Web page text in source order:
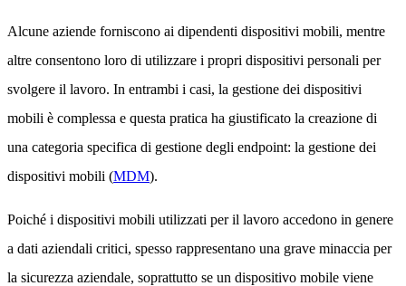
Alcune aziende forniscono ai dipendenti dispositivi mobili, mentre
altre consentono loro di utilizzare i propri dispositivi personali per
svolgere il lavoro. In entrambi i casi, la gestione dei dispositivi
mobili è complessa e questa pratica ha giustificato la creazione di
una categoria specifica di gestione degli endpoint: la gestione dei
dispositivi mobili (MDM).
Poiché i dispositivi mobili utilizzati per il lavoro accedono in genere
a dati aziendali critici, spesso rappresentano una grave minaccia per
la sicurezza aziendale, soprattutto se un dispositivo mobile viene